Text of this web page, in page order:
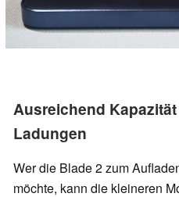
Ausreichend
Ladungen
Wer die Blade 2 zum
möchte, kann die kleineren